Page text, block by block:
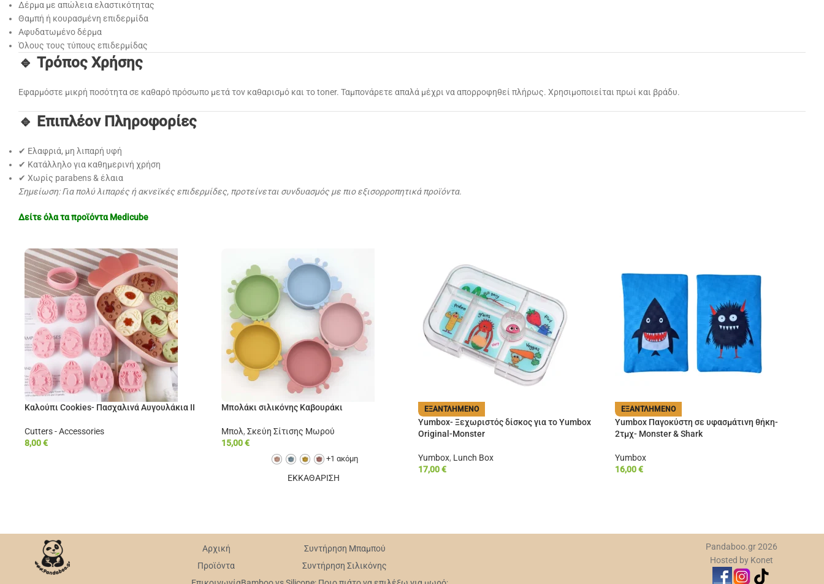
Δέρμα με απώλεια ελαστικότητας
Θαμπή ή κουρασμένη επιδερμίδα
Αφυδατωμένο δέρμα
Όλους τους τύπους επιδερμίδας
🔹 Τρόπος Χρήσης
Εφαρμόστε μικρή ποσότητα σε καθαρό πρόσωπο μετά τον καθαρισμό και το toner. Ταμπονάρετε απαλά μέχρι να απορροφηθεί πλήρως. Χρησιμοποιείται πρωί και βράδυ.
🔹 Επιπλέον Πληροφορίες
✔ Ελαφριά, μη λιπαρή υφή
✔ Κατάλληλο για καθημερινή χρήση
✔ Χωρίς parabens & έλαια
Σημείωση: Για πολύ λιπαρές ή ακνεϊκές επιδερμίδες, προτείνεται συνδυασμός με πιο εξισορροπητικά προϊόντα.
Δείτε όλα τα προϊόνταMedicube
Καλούπι Cookies- Πασχαλινά Αυγουλάκια ΙΙ
Cutters - Accessories
8,00€
Μπολάκι σιλικόνης Καβουράκι
Μπολ, Σκεύη Σίτισης Μωρού
15,00€
+1 ακόμη
ΕΚΚΑΘΑΡΙΣΗ
ΕΞΑΝΤΛΗΜΈΝΟ
Yumbox- Ξεχωριστός δίσκος για το Yumbox
Original-Monster
Yumbox, Lunch Box
17,00€
ΕΞΑΝΤΛΗΜΈΝΟ
Yumbox Παγοκύστη σε υφασμάτινη θήκη-
2τμχ- Monster & Shark
Yumbox
16,00€
Συντήρηση Mπαμπού
Συντήρηση Σιλικόνης
Αρχική
Προϊόντα
Pandaboo.gr 2026
Hosted by Konet